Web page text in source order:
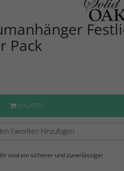
Pack
KAUFEN
Favoriten hinzufügen
sind ein sicherer und zuverlässiger